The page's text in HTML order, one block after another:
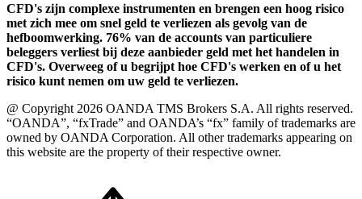
CFD's zijn complexe instrumenten en brengen een hoog risico
met zich mee om snel geld te verliezen als gevolg van de
hefboomwerking. 76% van de accounts van particuliere
beleggers verliest bij deze aanbieder geld met het handelen in
CFD's. Overweeg of u begrijpt hoe CFD's werken en of u het
risico kunt nemen om uw geld te verliezen.
@ Copyright 2026 OANDA TMS Brokers S.A. All rights reserved.
“OANDA”, “fxTrade” and OANDA’s “fx” family of trademarks are
owned by OANDA Corporation. All other trademarks appearing on
this website are the property of their respective owner.